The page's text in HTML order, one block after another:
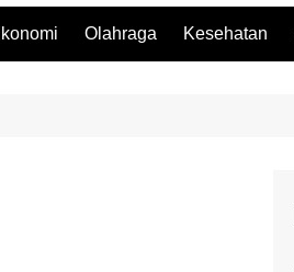
Olahraga Kesehatan